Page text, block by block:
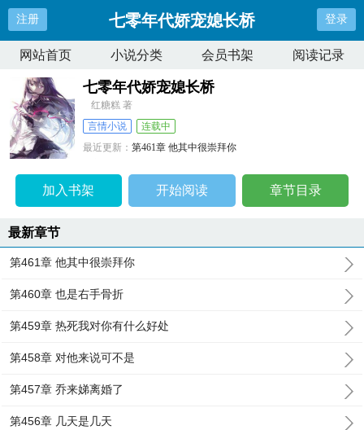
注册 七零年代娇宠媳长桥 登录
网站首页 小说分类 会员书架 阅读记录
七零年代娇宠媳长桥
红糖糕 著
言情小说
连载中
最近更新：第461章 他其中很崇拜你
加入书架 开始阅读 章节目录
最新章节
第461章 他其中很崇拜你
第460章 也是右手骨折
第459章 热死我对你有什么好处
第458章 对他来说可不是
第457章 乔来娣离婚了
第456章 几天是几天